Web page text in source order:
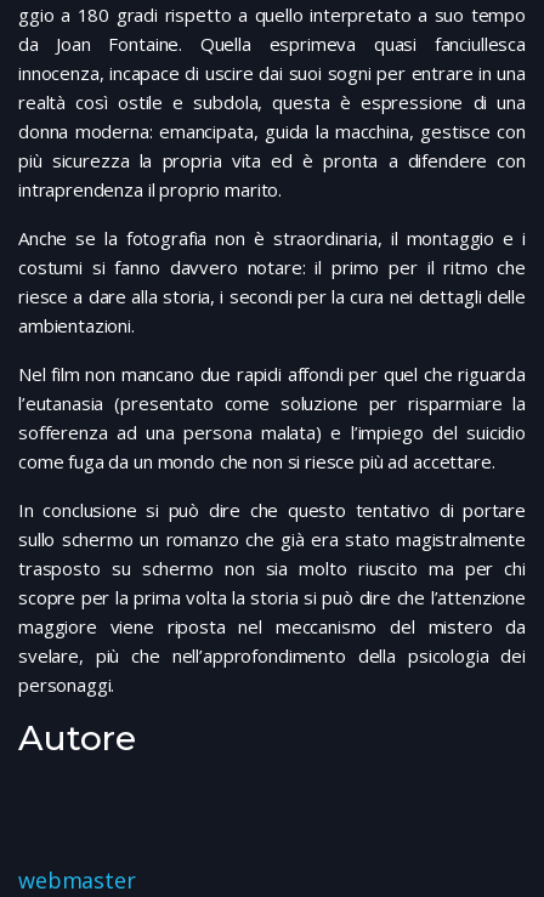
ggio a 180 gradi rispetto a quello interpretato a suo tempo
da Joan Fontaine. Quella esprimeva quasi fanciullesca
innocenza, incapace di uscire dai suoi sogni per entrare in una
realtà così ostile e subdola, questa è espressione di una
donna moderna: emancipata, guida la macchina, gestisce con
più sicurezza la propria vita ed è pronta a difendere con
intraprendenza il proprio marito.
Anche se la fotografia non è straordinaria, il montaggio e i
costumi si fanno davvero notare: il primo per il ritmo che
riesce a dare alla storia, i secondi per la cura nei dettagli delle
ambientazioni.
Nel film non mancano due rapidi affondi per quel che riguarda
l’eutanasia (presentato come soluzione per risparmiare la
sofferenza ad una persona malata) e l’impiego del suicidio
come fuga da un mondo che non si riesce più ad accettare.
In conclusione si può dire che questo tentativo di portare
sullo schermo un romanzo che già era stato magistralmente
trasposto su schermo non sia molto riuscito ma per chi
scopre per la prima volta la storia si può dire che l’attenzione
maggiore viene riposta nel meccanismo del mistero da
svelare, più che nell’approfondimento della psicologia dei
personaggi.
Autore
webmaster